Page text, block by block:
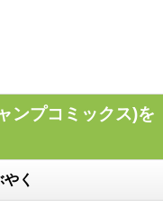
ンプコミックス)を
く